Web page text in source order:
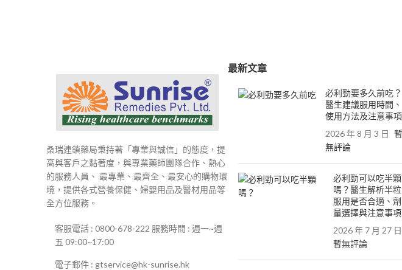
桑瑞連鎖藥局秉持著「專業與誠信」的態度，提
高與客戶之黏著度，與專業藥師團隊合作、熱心
的服務人員、 最專業、最齊全、最安心的購物環
境，提供各式營養保健、婦嬰用品及醫材用品等
全方位服務。
客服電話 : 0800-678-222 服務時間 : 週一~週
五 09:00~17:00
電子郵件 : gtservice@hk-sunrise.hk
最新文章
必利勁要多久前吃？
醫生建議服用時間、
使用方法及注意事項
2026 年 8 月 3 日 暫
無評論
必利勁可以吃半顆
嗎？醫生解析半粒
服用是否合適、劑
量選擇與注意事項
2026 年 7 月 27 日
暫無評論